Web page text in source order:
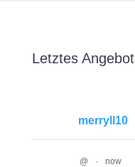
Letztes Angebot
merryll10
@ · now